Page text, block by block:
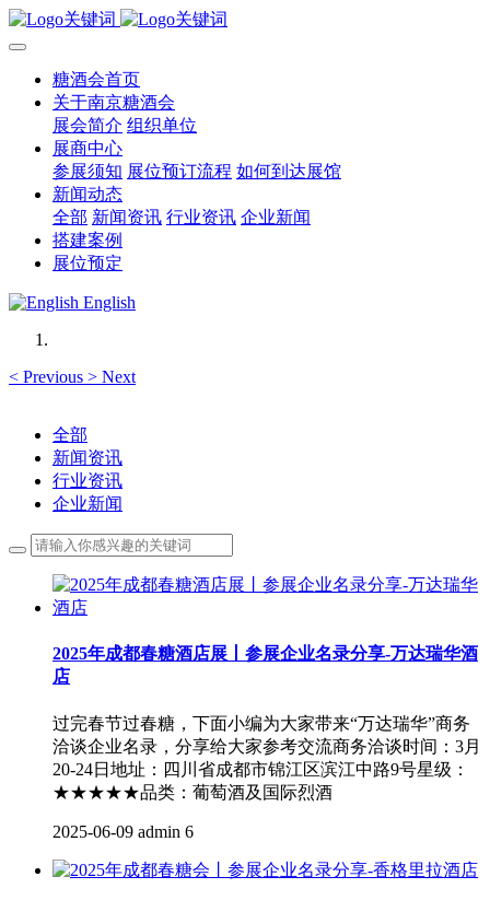
糖酒会首页
关于南京糖酒会
展会简介 组织单位
展商中心
参展须知 展位预订流程 如何到达展馆
新闻动态
全部 新闻资讯 行业资讯 企业新闻
搭建案例
展位预定
English
< Previous > Next
全部
新闻资讯
行业资讯
企业新闻
2025年成都春糖酒店展丨参展企业名录分享-万达瑞华酒
店
过完春节过春糖，下面小编为大家带来“万达瑞华”商务
洽谈企业名录，分享给大家参考交流商务洽谈时间：3月
20-24日地址：四川省成都市锦江区滨江中路9号星级：
★★★★★品类：葡萄酒及国际烈酒
2025-06-09 admin 6